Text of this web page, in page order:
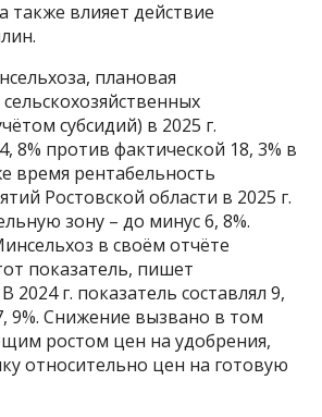
также влияет действие
плановая
субсидий) в 2025 г.
8% против фактической 18, 3% в
время рентабельность
Ростовской области в 2025 г.
зону – до минус 6, 8%.
в своём отчёте
показатель, пишет
2024 г. показатель составлял 9,
9%. Снижение вызвано в том
ростом цен на удобрения,
относительно цен на готовую